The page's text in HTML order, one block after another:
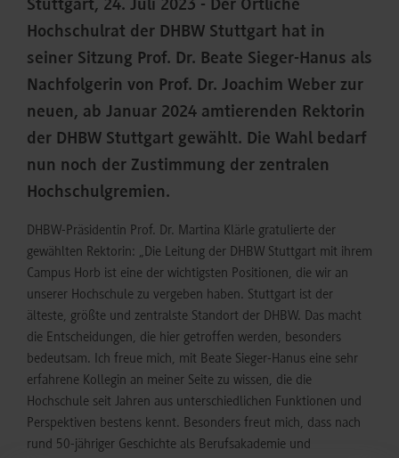
Stuttgart, 24. Juli 2023 - Der Örtliche
Hochschulrat der DHBW Stuttgart hat in
seiner Sitzung Prof. Dr. Beate Sieger-Hanus als
Nachfolgerin von Prof. Dr. Joachim Weber zur
neuen, ab Januar 2024 amtierenden Rektorin
der DHBW Stuttgart gewählt. Die Wahl bedarf
nun noch der Zustimmung der zentralen
Hochschulgremien.
DHBW-Präsidentin Prof. Dr. Martina Klärle gratulierte der
gewählten Rektorin: „Die Leitung der DHBW Stuttgart mit ihrem
Campus Horb ist eine der wichtigsten Positionen, die wir an
unserer Hochschule zu vergeben haben. Stuttgart ist der
älteste, größte und zentralste Standort der DHBW. Das macht
die Entscheidungen, die hier getroffen werden, besonders
bedeutsam. Ich freue mich, mit Beate Sieger-Hanus eine sehr
erfahrene Kollegin an meiner Seite zu wissen, die die
Hochschule seit Jahren aus unterschiedlichen Funktionen und
Perspektiven bestens kennt. Besonders freut mich, dass nach
rund 50-jähriger Geschichte als Berufsakademie und